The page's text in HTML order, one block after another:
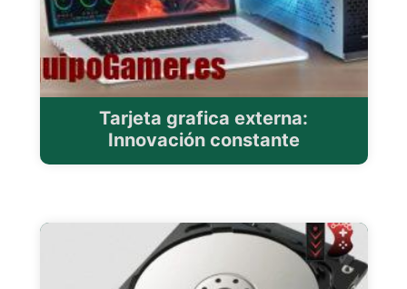
Tarjeta grafica externa:
Innovación constante